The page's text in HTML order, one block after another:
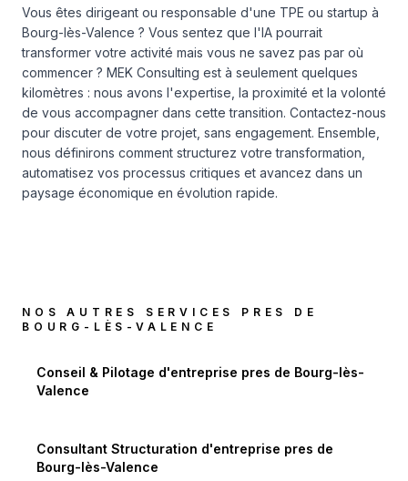
Vous êtes dirigeant ou responsable d'une TPE ou startup à
Bourg-lès-Valence ? Vous sentez que l'IA pourrait
transformer votre activité mais vous ne savez pas par où
commencer ? MEK Consulting est à seulement quelques
kilomètres : nous avons l'expertise, la proximité et la volonté
de vous accompagner dans cette transition. Contactez-nous
pour discuter de votre projet, sans engagement. Ensemble,
nous définirons comment structurez votre transformation,
automatisez vos processus critiques et avancez dans un
paysage économique en évolution rapide.
NOS AUTRES SERVICES PRES DE
BOURG-LÈS-VALENCE
Conseil & Pilotage d'entreprise pres de Bourg-lès-
Valence
Consultant Structuration d'entreprise pres de
Bourg-lès-Valence